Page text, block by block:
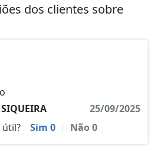
dos clientes sobre
25/09/2025
útil?
Sim 0 | Não0